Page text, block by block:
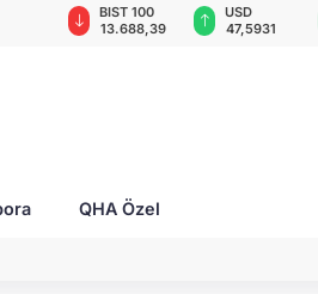
BIST 100
13.688,39
USD
47,5931
QHA Özel